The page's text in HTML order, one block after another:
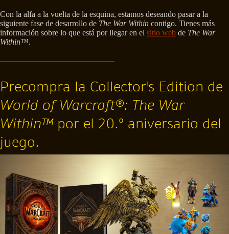
Con la alfa a la vuelta de la esquina, estamos deseando pasar a la
siguiente fase de desarrollo de The War Within contigo. Tienes más
información sobre lo que está por llegar en el sitio web de The War
Within™.
Precompra la Collector's Edition de
World of Warcraft®: The War
Within™por el 20.º aniversario del
juego.